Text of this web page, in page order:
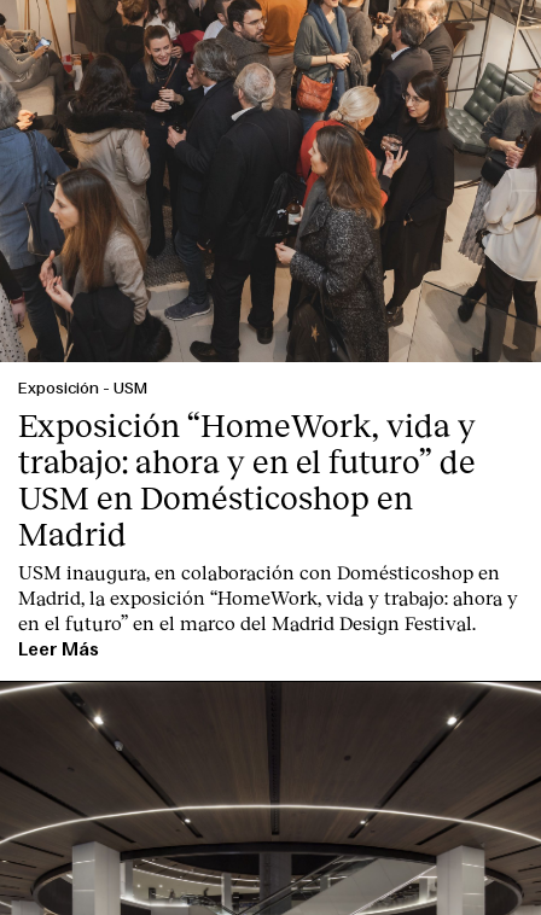
Exposición - USM
Exposición “HomeWork, vida y
trabajo: ahora y en el futuro” de
USM en Domésticoshop en
Madrid
USM inaugura, en colaboración con Domésticoshop en
Madrid, la exposición “HomeWork, vida y trabajo: ahora y
en el futuro” en el marco del Madrid Design Festival.
Leer Más